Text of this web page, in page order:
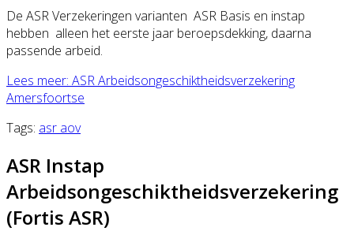
De ASR Verzekeringen varianten ASR Basis en instap
hebben alleen het eerste jaar beroepsdekking, daarna
passende arbeid.
Lees meer: ASR Arbeidsongeschiktheidsverzekering
Amersfoortse
Tags: asr aov
ASR Instap
Arbeidsongeschiktheidsverzekering
(Fortis ASR)